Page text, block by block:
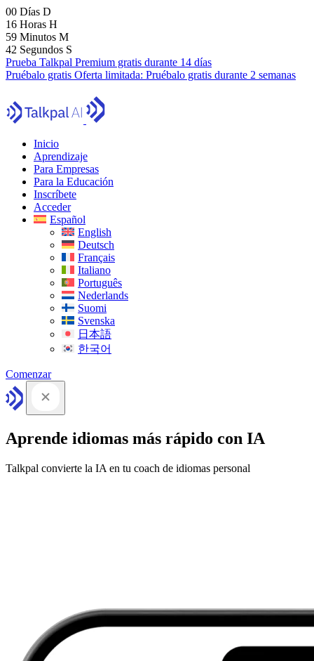
00 Días D
16 Horas H
59 Minutos M
40 Segundos S
Prueba Talkpal Premium gratis durante 14 días
Pruébalo gratis Oferta limitada: Pruébalo gratis durante 2 semanas
Inicio
Aprendizaje
Para Empresas
Para la Educación
Inscríbete
Acceder
Español
English
Deutsch
Français
Italiano
Português
Nederlands
Suomi
Svenska
日本語
한국어
Comenzar
Aprende idiomas más rápido con IA
Talkpal convierte la IA en tu coach de idiomas personal